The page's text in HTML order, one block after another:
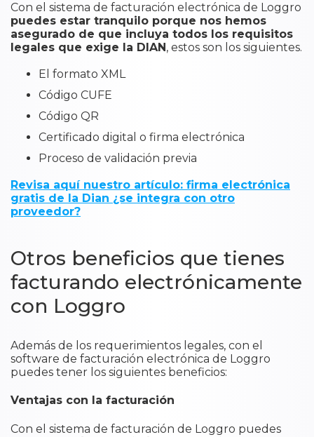
Con el sistema de facturación electrónica de Loggro
puedes estar tranquilo porque nos hemos
asegurado de que incluya todos los requisitos
legales que exige la DIAN, estos son los siguientes.
El formato XML
Código CUFE
Código QR
Certificado digital o firma electrónica
Proceso de validación previa
Revisa aquí nuestro artículo: firma electrónica
gratis de la Dian ¿se integra con otro
proveedor?
Otros beneficios que tienes
facturando electrónicamente
con Loggro
Además de los requerimientos legales, con el
software de facturación electrónica de Loggro
puedes tener los siguientes beneficios:
Ventajas con la facturación
Con el sistema de facturación de Loggro puedes